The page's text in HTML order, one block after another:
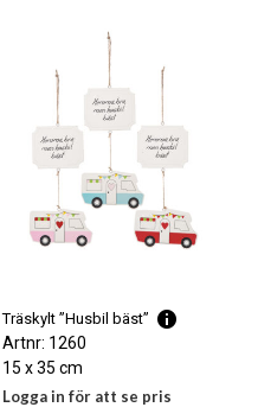
Träskylt ”Husbil bäst”
Artnr: 1260
15 x 35 cm
Logga in för att se pris